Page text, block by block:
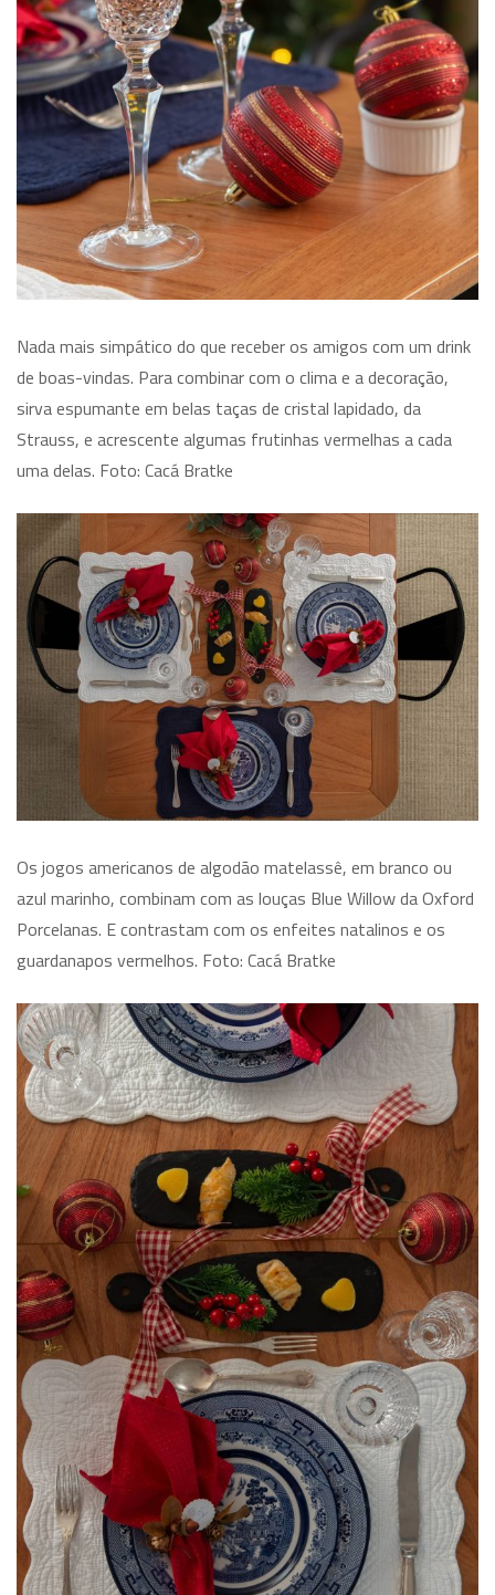
Nada mais simpático do que receber os amigos com um drink
de boas-vindas. Para combinar com o clima e a decoração,
sirva espumante em belas taças de cristal lapidado, da
Strauss, e acrescente algumas frutinhas vermelhas a cada
uma delas. Foto: Cacá Bratke
Os jogos americanos de algodão matelassê, em branco ou
azul marinho, combinam com as louças Blue Willow da Oxford
Porcelanas. E contrastam com os enfeites natalinos e os
guardanapos vermelhos. Foto: Cacá Bratke